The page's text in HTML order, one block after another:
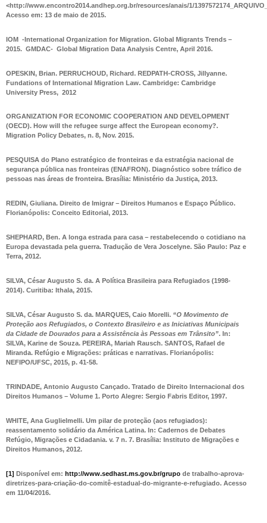
<http://www.encontro2014.andhep.org.br/resources/anais/1/
Acesso em: 13 de maio de 2015.
IOM -International Organization for Migration. Global Migrants Trends –
2015. GMDAC- Global Migration Data Analysis Centre, April 2016.
OPESKIN, Brian. PERRUCHOUD, Richard. REDPATH-CROSS, Jillyanne.
Fundations of International Migration Law. Cambridge: Cambridge
University Press, 2012
ORGANIZATION FOR ECONOMIC COOPERATION AND DEVELOPMENT
(OECD). How will the refugee surge affect the European economy?.
Migration Policy Debates, n. 8, Nov. 2015.
PESQUISA do Plano estratégico de fronteiras e da estratégia nacional de
segurança pública nas fronteiras (ENAFRON). Diagnóstico sobre tráfico de
pessoas nas áreas de fronteira. Brasília: Ministério da Justiça, 2013.
REDIN, Giuliana. Direito de Imigrar – Direitos Humanos e Espaço Público.
Florianópolis: Conceito Editorial, 2013.
SHEPHARD, Ben. A longa estrada para casa – restabelecendo o cotidiano na
Europa devastada pela guerra. Tradução de Vera Joscelyne. São Paulo: Paz e
Terra, 2012.
SILVA, César Augusto S. da. A Política Brasileira para Refugiados (1998-
2014). Curitiba: Ithala, 2015.
SILVA, César Augusto S. da. MARQUES, Caio Morelli. “O Movimento de
Proteção aos Refugiados, o Contexto Brasileiro e as Iniciativas Municipais
da Cidade de Dourados para a Assistência às Pessoas em Trânsito”. In:
SILVA, Karine de Souza. PEREIRA, Mariah Rausch. SANTOS, Rafael de
Miranda. Refúgio e Migrações: práticas e narrativas. Florianópolis:
NEFIPO/UFSC, 2015, p. 41-58.
TRINDADE, Antonio Augusto Cançado. Tratado de Direito Internacional dos
Direitos Humanos – Volume 1. Porto Alegre: Sergio Fabris Editor, 1997.
WHITE, Ana Guglielmelli. Um pilar de proteção (aos refugiados):
reassentamento solidário da América Latina. In: Cadernos de Debates
Refúgio, Migrações e Cidadania. v. 7 n. 7. Brasília: Instituto de Migrações e
Direitos Humanos, 2012.
[1] Disponível em: http://www.sedhast.ms.gov.br/grupo de trabalho-aprova-
diretrizes-para-criação-do-comitê-estadual-do-migrante-e-refugiado. Acesso
em 11/04/2016.